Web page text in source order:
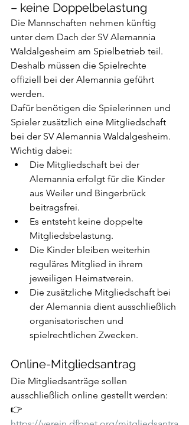
– keine Doppelbelastung
Die Mannschaften nehmen künftig
unter dem Dach der SV Alemannia
Waldalgesheim am Spielbetrieb teil.
Deshalb müssen die Spielrechte
offiziell bei der Alemannia geführt
werden.
Dafür benötigen die Spielerinnen und
Spieler zusätzlich eine Mitgliedschaft
bei der SV Alemannia Waldalgesheim.
Wichtig dabei:
Die Mitgliedschaft bei der
Alemannia erfolgt für die Kinder
aus Weiler und Bingerbrück
beitragsfrei.
Es entsteht keine doppelte
Mitgliedsbelastung.
Die Kinder bleiben weiterhin
reguläres Mitglied in ihrem
jeweiligen Heimatverein.
Die zusätzliche Mitgliedschaft bei
der Alemannia dient ausschließlich
organisatorischen und
spielrechtlichen Zwecken.
Online-Mitgliedsantrag
Die Mitgliedsanträge sollen
ausschließlich online gestellt werden:
👉